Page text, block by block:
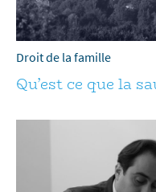
Droit de la famille
Qu’est ce que la